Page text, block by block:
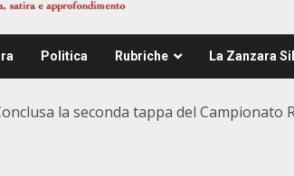
Politica Rubriche La Zanzara
la seconda tappa del Campionato